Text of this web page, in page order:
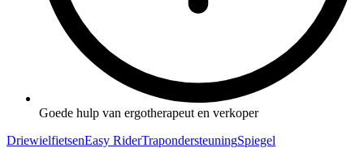
Goede hulp van ergotherapeut en verkoper
DriewielfietsenEasy RiderTrapondersteuningSpiegel